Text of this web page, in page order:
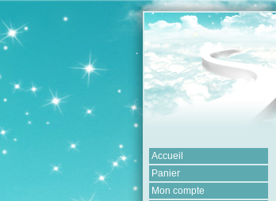
Accueil
Panier
Mon compte